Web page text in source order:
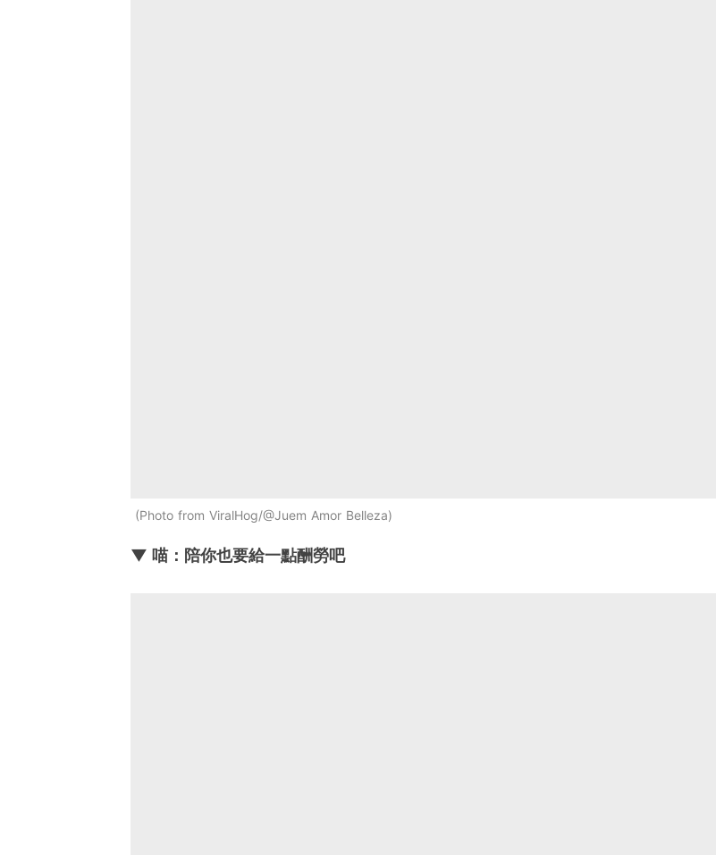
Photo from ViralHog/@Juem Amor Belleza
▼ 喵：陪你也要給一點酬勞吧